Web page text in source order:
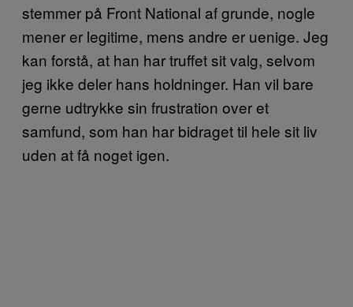
stemmer på Front National af grunde, nogle
mener er legitime, mens andre er uenige. Jeg
kan forstå, at han har truffet sit valg, selvom
jeg ikke deler hans holdninger. Han vil bare
gerne udtrykke sin frustration over et
samfund, som han har bidraget til hele sit liv
uden at få noget igen.